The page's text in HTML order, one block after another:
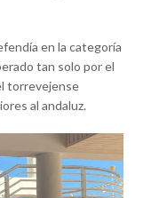
en la categoría
tan solo por el
torrevejense
al andaluz.